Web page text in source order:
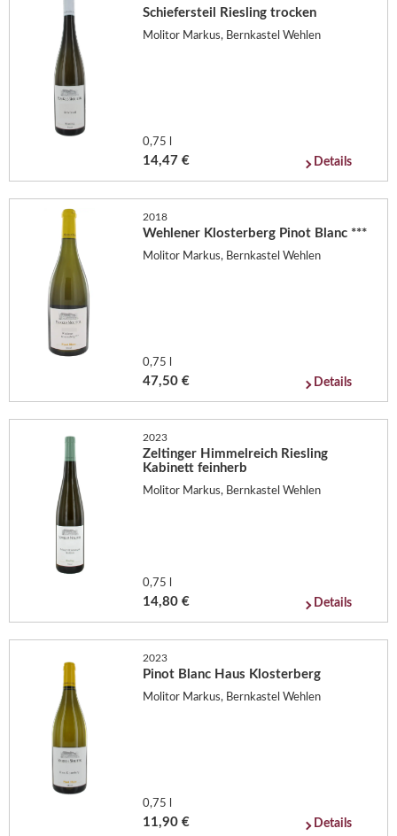
Schiefersteil Riesling trocken
Molitor Markus, Bernkastel Wehlen
0,75 l
14,47 € Details
2018
Wehlener Klosterberg Pinot Blanc ***
Molitor Markus, Bernkastel Wehlen
0,75 l
47,50 € Details
2023
Zeltinger Himmelreich Riesling
Kabinett feinherb
Molitor Markus, Bernkastel Wehlen
0,75 l
14,80 € Details
2023
Pinot Blanc Haus Klosterberg
Molitor Markus, Bernkastel Wehlen
0,75 l
11,90 € Details